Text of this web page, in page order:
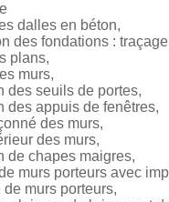
dalles en béton,
des fondations :
plans,
murs,
des seuils de portes,
des appuis de fenêtres,
des murs,
des murs,
de chapes maigres,
murs porteurs avec
murs porteurs,